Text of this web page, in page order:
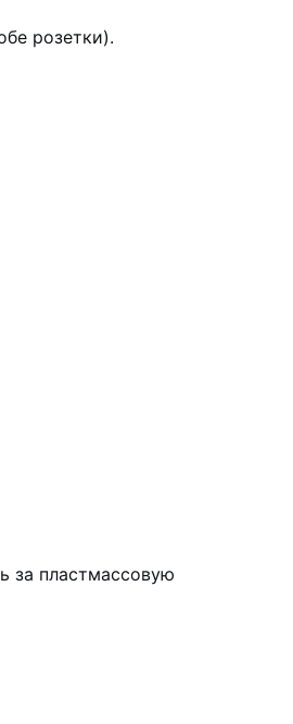
розетки).
за пластмассовую